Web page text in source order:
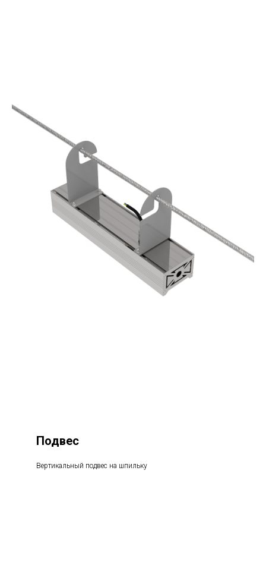
Подвес
Вертикальный подвес на шпильку